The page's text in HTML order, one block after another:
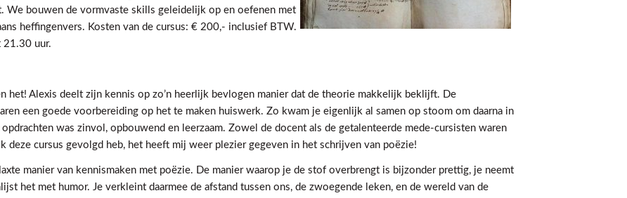
We bouwen de vormvaste skills geleidelijk op en oefenen met
heffingenvers. Kosten van de cursus: € 200,- inclusief BTW.
21.30 uur.
het! Alexis deelt zijn kennis op zo’n heerlijk bevlogen manier dat de theorie makkelijk beklijft. De
een goede voorbereiding op het te maken huiswerk. Zo kwam je eigenlijk al samen op stoom om daarna in
was zinvol, opbouwend en leerzaam. Zowel de docent als de getalenteerde mede-cursisten waren
deze cursus gevolgd heb, het heeft mij weer plezier gegeven in het schrijven van poëzie!
manier van kennismaken met poëzie. De manier waarop je de stof overbrengt is bijzonder prettig, je neemt
het met humor. Je verkleint daarmee de afstand tussen ons, de zwoegende leken, en de wereld van de